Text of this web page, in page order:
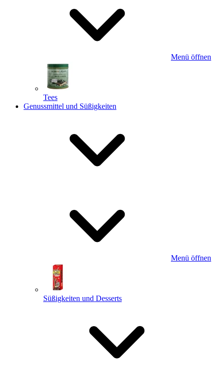
Menü öffnen
Tees
Genussmittel und Süßigkeiten
Menü öffnen
Süßigkeiten und Desserts